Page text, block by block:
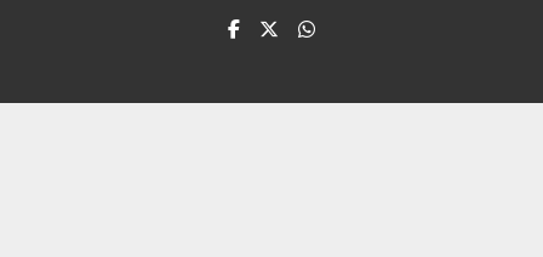
facebook
twitterwhatsapp